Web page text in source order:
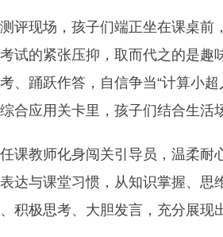
测评现场，孩子们端正坐在课桌前
试的紧张压抑，取而代之的是趣
、踊跃作答，自信争当“计算小
合应用关卡里，孩子们结合生活
任课教师化身闯关引导员，温柔耐
达与课堂习惯，从知识掌握、思
积极思考、大胆发言，充分展现